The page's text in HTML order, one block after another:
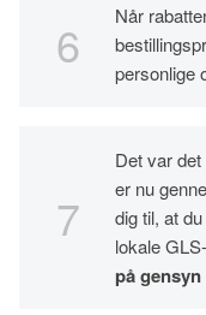
Når
personlige
Det var
er nu
dig til, at
lokale
på